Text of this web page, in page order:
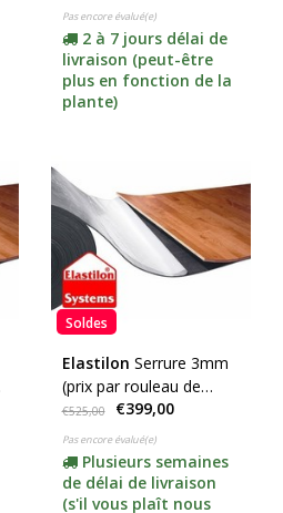
Pas encore évalué(e)
2 à 7 jours délai de
livraison (peut-être
plus en fonction de la
plante)
Soldes
Elastilon Serrure 3mm
(prix par rouleau de
25m2)
€525,00 €399,00
Pas encore évalué(e)
Plusieurs semaines
de délai de livraison
(s'il vous plaît nous